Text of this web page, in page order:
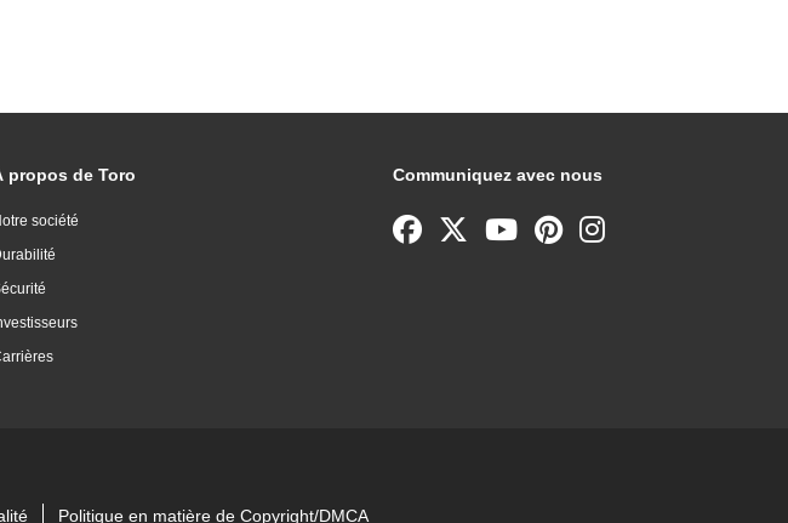
propos de Toro
société
Communiquez avec nous
Politique en matière de Copyright/DMCA